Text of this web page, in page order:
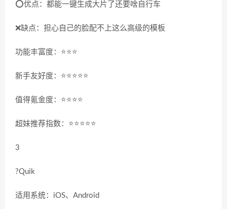
⭕️优点：都能一键生成大片了还要啥自行车
❌缺点：担心自己的脸配不上这么高级的模板
功能丰富度：⭐️⭐️⭐️
新手友好度：⭐️⭐️⭐️⭐️⭐️
值得氪金度：⭐️⭐️⭐️⭐️
超妹推荐指数：⭐️⭐️⭐️⭐️⭐️
3
?Quik
适用系统：iOS、Android